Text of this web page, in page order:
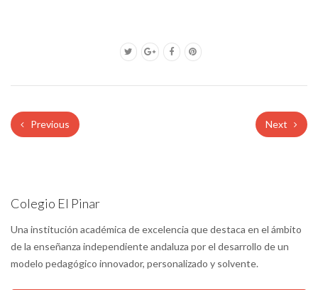
Previous Next
Colegio El Pinar
Una institución académica de excelencia que destaca en el ámbito
de la enseñanza independiente andaluza por el desarrollo de un
modelo pedagógico innovador, personalizado y solvente.